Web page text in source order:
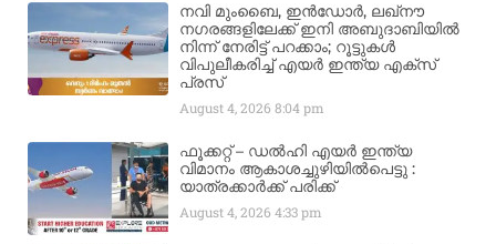
നവി മുംബൈ, ഇൻഡോർ, ലഖ്നൗ
നഗരങ്ങളിലേക്ക് ഇനി അബുദാബിയിൽ
നിന്ന് നേരിട്ട് പറക്കാം; റൂട്ടുകൾ
വിപുലീകരിച്ച് എയർ ഇന്ത്യ എക്സ്
പ്രസ്
August 4, 20268:04 pm
ഫൂക്കറ്റ് – ഡൽഹി എയര്‍ ഇന്ത്യ
വിമാനം ആകാശച്ചുഴിയില്‍പെട്ടു :
യാത്രക്കാര്‍ക്ക് പരിക്ക്
August 4, 20264:33 pm